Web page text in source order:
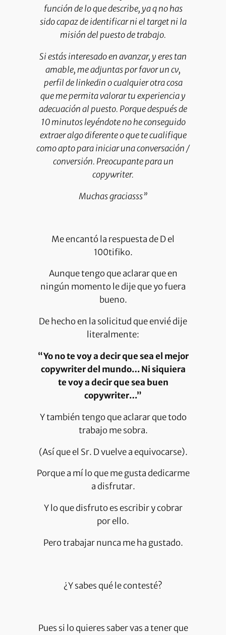
función de lo que describe, ya q no has
sido capaz de identificar ni el target ni la
misión del puesto de trabajo.
Si estás interesado en avanzar, y eres tan
amable, me adjuntas por favor un cv,
perfil de linkedin o cualquier otra cosa
que me permita valorar tu experiencia y
adecuación al puesto. Porque después de
10 minutos leyéndote no he conseguido
extraer algo diferente o que te cualifique
como apto para iniciar una conversación /
conversión. Preocupante para un
copywriter.
Muchas graciasss”
Me encantó la respuesta de D el
100tifiko.
Aunque tengo que aclarar que en
ningún momento le dije que yo fuera
bueno.
De hecho en la solicitud que envié dije
literalmente:
“Yo no te voy a decir que sea el mejor
copywriter del mundo… Ni siquiera
te voy a decir que sea buen
copywriter…”
Y también tengo que aclarar que todo
trabajo me sobra.
(Así que el Sr. D vuelve a equivocarse).
Porque a mí lo que me gusta dedicarme
a disfrutar.
Y lo que disfruto es escribir y cobrar
por ello.
Pero trabajar nunca me ha gustado.
¿Y sabes qué le contesté?
Pues si lo quieres saber vas a tener que